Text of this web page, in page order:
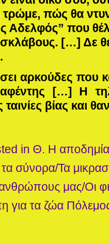
τρώμε, πώς θα
Αδελφός” που
[…] Δε
αρκούδες που
[…] Η
ταινίες βίας και
in Θ. Η
σύνορα/Τα
μας/Οι
για τα ζώα